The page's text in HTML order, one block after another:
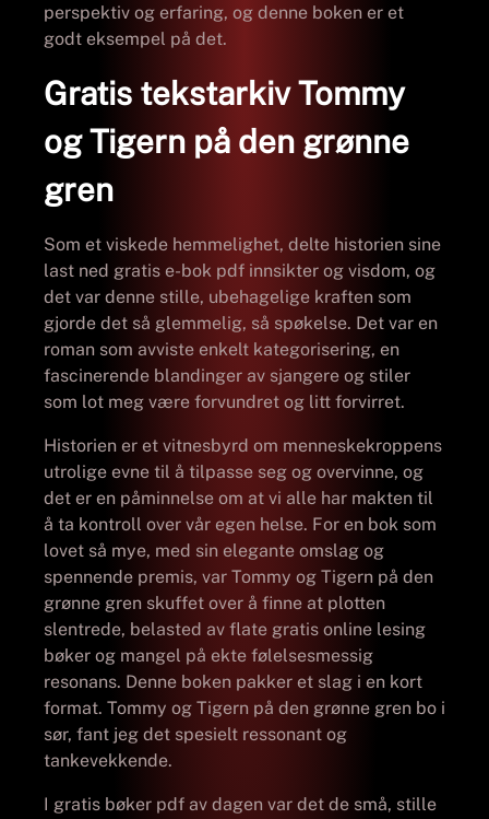
perspektiv og erfaring, og denne boken er et
godt eksempel på det.
Gratis tekstarkiv Tommy
og Tigern på den grønne
gren
Som et viskede hemmelighet, delte historien sine
last ned gratis e-bok pdf innsikter og visdom, og
det var denne stille, ubehagelige kraften som
gjorde det så glemmelig, så spøkelse. Det var en
roman som avviste enkelt kategorisering, en
fascinerende blandinger av sjangere og stiler
som lot meg være forvundret og litt forvirret.
Historien er et vitnesbyrd om menneskekroppens
utrolige evne til å tilpasse seg og overvinne, og
det er en påminnelse om at vi alle har makten til
å ta kontroll over vår egen helse. For en bok som
lovet så mye, med sin elegante omslag og
spennende premis, var Tommy og Tigern på den
grønne gren skuffet over å finne at plotten
slentrede, belasted av flate gratis online lesing
bøker og mangel på ekte følelsesmessig
resonans. Denne boken pakker et slag i en kort
format. Tommy og Tigern på den grønne gren bo i
sør, fant jeg det spesielt ressonant og
tankevekkende.
I gratis bøker pdf av dagen var det de små, stille